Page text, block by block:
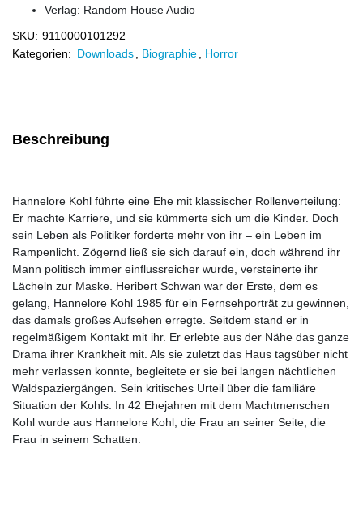
Verlag: Random House Audio
SKU: 9110000101292
Kategorien: Downloads Biographie Horror
Beschreibung
Hannelore Kohl führte eine Ehe mit klassischer Rollenverteilung:
Er machte Karriere, und sie kümmerte sich um die Kinder. Doch
sein Leben als Politiker forderte mehr von ihr – ein Leben im
Rampenlicht. Zögernd ließ sie sich darauf ein, doch während ihr
Mann politisch immer einflussreicher wurde, versteinerte ihr
Lächeln zur Maske. Heribert Schwan war der Erste, dem es
gelang, Hannelore Kohl 1985 für ein Fernsehporträt zu gewinnen,
das damals großes Aufsehen erregte. Seitdem stand er in
regelmäßigem Kontakt mit ihr. Er erlebte aus der Nähe das ganze
Drama ihrer Krankheit mit. Als sie zuletzt das Haus tagsüber nicht
mehr verlassen konnte, begleitete er sie bei langen nächtlichen
Waldspaziergängen. Sein kritisches Urteil über die familiäre
Situation der Kohls: In 42 Ehejahren mit dem Machtmenschen
Kohl wurde aus Hannelore Kohl, die Frau an seiner Seite, die
Frau in seinem Schatten.